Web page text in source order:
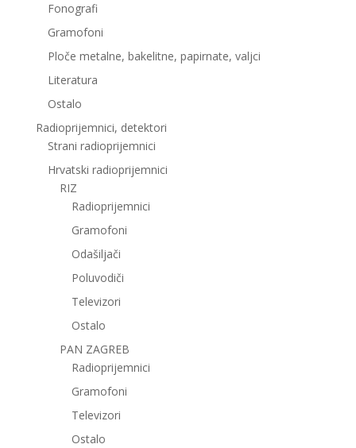
Fonografi
Gramofoni
Ploče metalne, bakelitne, papirnate, valjci
Literatura
Ostalo
Radioprijemnici, detektori
Strani radioprijemnici
Hrvatski radioprijemnici
RIZ
Radioprijemnici
Gramofoni
Odašiljači
Poluvodiči
Televizori
Ostalo
PAN ZAGREB
Radioprijemnici
Gramofoni
Televizori
Ostalo